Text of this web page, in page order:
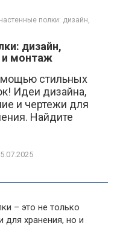
полки: дизайн,
дизайн,
и монтаж
стильных
Идеи дизайна,
и чертежи для
Найдите
– это не только
для хранения, но и